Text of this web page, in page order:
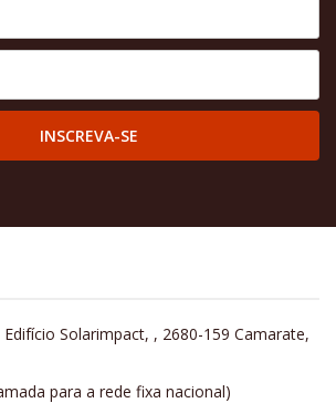
INSCREVA-SE
Edifício Solarimpact, , 2680-159 Camarate,
para a rede fixa nacional)